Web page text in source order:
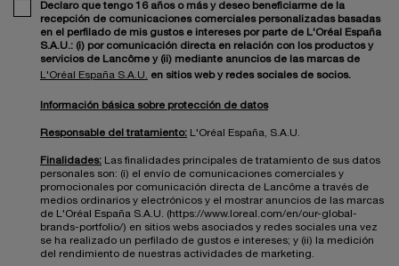
Declaro que tengo 16 años o más y deseo beneficiarme de la
recepción de comunicaciones comerciales personalizadas basadas
en el perfilado de mis gustos e intereses por parte de L'Oréal España
S.A.U.: (i) por comunicación directa en relación con los productos y
servicios de Lancôme y (ii) mediante anuncios de las marcas de
L'Oréal España S.A.U. en sitios web y redes sociales de socios.
Información básica sobre protección de datos
Responsable del tratamiento: L'Oréal España, S.A.U.
Finalidades: Las finalidades principales de tratamiento de sus datos
personales son: (i) el envío de comunicaciones comerciales y
promocionales por comunicación directa de Lancôme a través de
medios ordinarios y electrónicos y el mostrar anuncios de las marcas
de L'Oréal España S.A.U. (https://www.loreal.com/en/our-global-
brands-portfolio/) en sitios webs asociados y redes sociales una vez
se ha realizado un perfilado de gustos e intereses; y (ii) la medición
del rendimiento de nuestras actividades de marketing.